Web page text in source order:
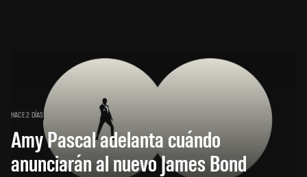
HACE 2 DÍAS
Amy Pascal adelanta cuándo
anunciarán al nuevo James Bond